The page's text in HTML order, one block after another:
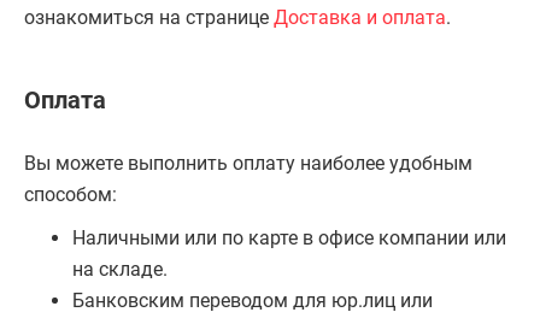
ознакомиться на странице Доставка и оплата.
Оплата
Вы можете выполнить оплату наиболее удобным
способом:
Наличными или по карте в офисе компании или
на складе.
Банковским переводом для юр.лиц или